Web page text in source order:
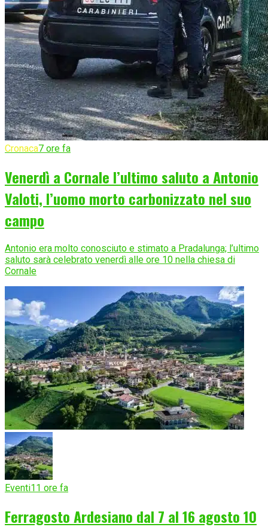
Cronaca7 ore fa
Venerdì a Cornale l’ultimo saluto a Antonio
Valoti, l’uomo morto carbonizzato nel suo
campo
Antonio era molto conosciuto e stimato a Pradalunga; l’ultimo
saluto sarà celebrato venerdì alle ore 10 nella chiesa di
Cornale
Eventi11 ore fa
Ferragosto Ardesiano dal 7 al 16 agosto 10